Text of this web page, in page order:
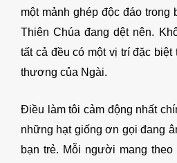
một mảnh ghép độc đáo trong
Thiên Chúa đang dệt nên.
tất cả đều có một vị trí đặc
thương của Ngài.
Điều làm tôi cảm động nhất
những hạt giống ơn gọi đang
bạn trẻ. Mỗi người mang theo